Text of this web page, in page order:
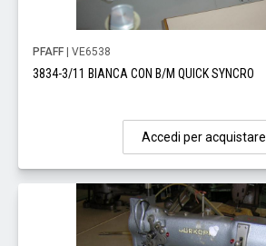
PFAFF | VE6538
3834-3/11 BIANCA CON B/M QUICK SYNCRO
Accedi per acquistare